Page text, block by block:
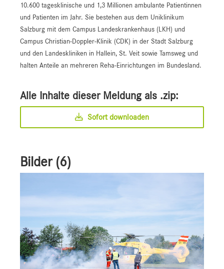
10.600 tagesklinische und 1,3 Millionen ambulante Patientinnen
und Patienten im Jahr. Sie bestehen aus dem Uniklinikum
Salzburg mit dem Campus Landeskrankenhaus (LKH) und
Campus Christian-Doppler-Klinik (CDK) in der Stadt Salzburg
und den Landeskliniken in Hallein, St. Veit sowie Tamsweg und
halten Anteile an mehreren Reha-Einrichtungen im Bundesland.
Alle Inhalte dieser Meldung als .zip:
Sofort downloaden
Bilder (6)